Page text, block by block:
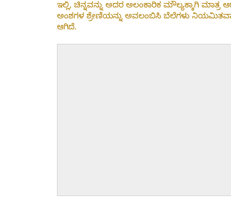
ಇಲ್ಲಿ, ಚಿನ್ನವನ್ನು ಅದರ ಅಲಂಕಾರಿಕ ಮೌಲ್ಯಕ್ಕಾಗಿ ಮಾತ್ರ
ಅಂಶಗಳ ಶ್ರೇಣಿಯನ್ನು ಅವಲಂಬಿಸಿ ಬೆಲೆಗಳು ನಿಯಮಿತವಾಗಿ
ಆಗಿದೆ.